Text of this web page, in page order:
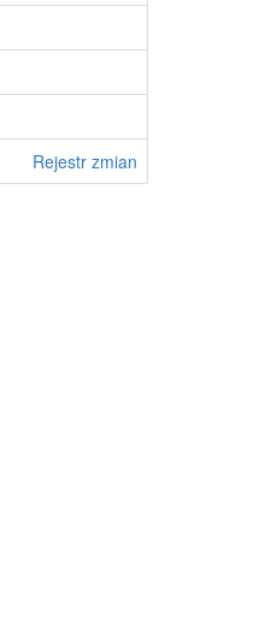
Rejestr zmian